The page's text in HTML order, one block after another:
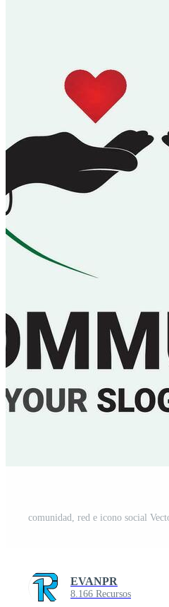
comunidad, red e icono social
EVANPR
8.166 Recursos